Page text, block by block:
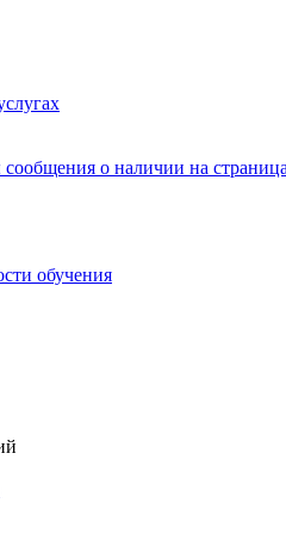
о наличии на
обучения